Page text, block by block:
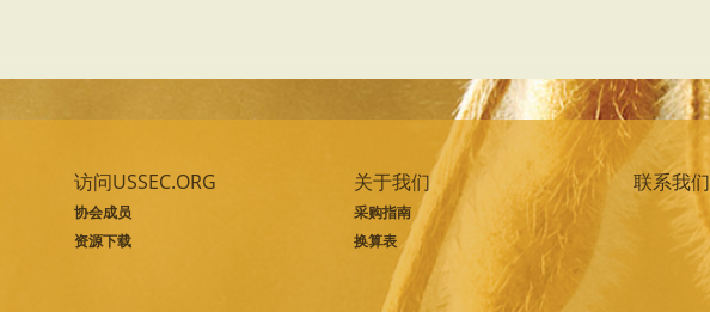
访问USSEC.ORG
协会成员
资源下载
关于我们
采购指南
换算表
联系我们